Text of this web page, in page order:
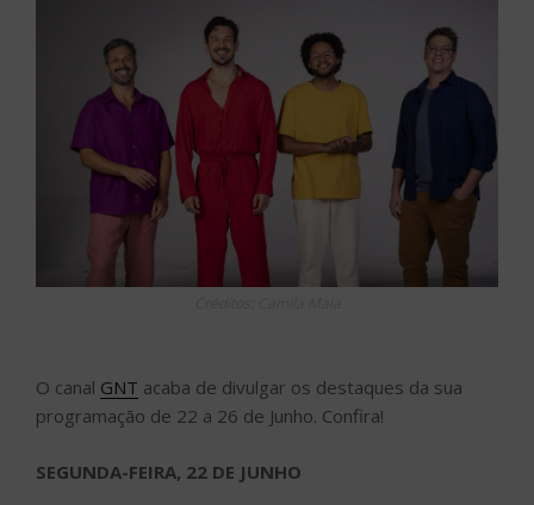
O canal GNT acaba de divulgar os destaques da sua
programação de 22 a 26 de Junho. Confira!
SEGUNDA-FEIRA, 22 DE JUNHO